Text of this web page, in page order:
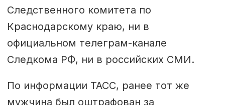
Следственного комитета по
Краснодарскому краю, ни в
официальном телеграм-канале
Следкома РФ, ни в российских СМИ.
По информации ТАСС, ранее тот же
мужчина был оштрафован за